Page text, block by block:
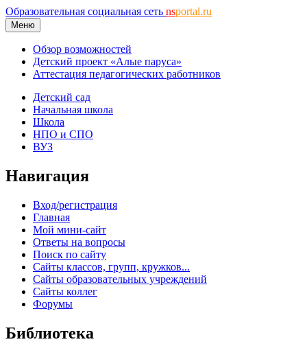
Образовательная социальная сеть nsportal.ru
Меню
Обзор возможностей
Детский проект «Алые паруса»
Аттестация педагогических работников
Детский сад
Начальная школа
Школа
НПО и СПО
ВУЗ
Навигация
Вход/регистрация
Главная
Мой мини-сайт
Ответы на вопросы
Поиск по сайту
Сайты классов, групп, кружков...
Сайты образовательных учреждений
Сайты коллег
Форумы
Библиотека